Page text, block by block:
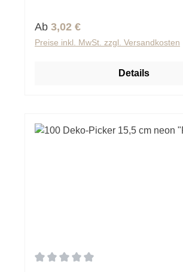
Regulärer Preis:
Ab 3,02 €
Preise inkl. MwSt. zzgl. Versandkosten
Details